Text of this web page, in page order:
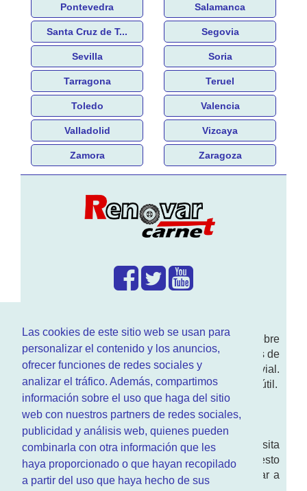
Las cookies de este sitio web se usan para
personalizar el contenido y los anuncios,
ofrecer funciones de redes sociales y
analizar el tráfico. Además, compartimos
información sobre el uso que haga del sitio
web con nuestros partners de redes sociales,
publicidad y análisis web, quienes pueden
combinarla con otra información que les
haya proporcionado o que hayan recopilado
a partir del uso que haya hecho de sus
Pontevedra Salamanca
Santa Cruz de T... Segovia
Sevilla Soria
Tarragona Teruel
Toledo Valencia
Valladolid Vizcaya
Zamora Zaragoza
Enwww.RenovarCarnet.comTe contamos sobre
larenovación del permisode conducir, noticias de
actualidad motor y sobre todo seguridad vial.
Ademas tenemos todo tipo de información DGT útil.
¿Quienes somos?
Quieres saber quien mantiene la pagina, visita
nuestrasección de contacto. Aquí tienes nuesto
aviso legal
. Basicamente no queremos engañar a